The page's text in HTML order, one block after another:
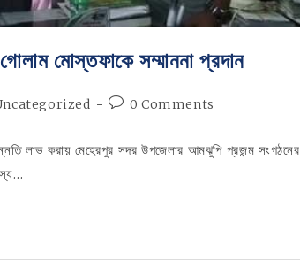
মোস্তফাকে সম্মাননা প্রদান
Post0 Comments
লাভ করায় মেহেরপুর সদর উপজেলার আমঝুপি প্রজন্ম সংগঠনের